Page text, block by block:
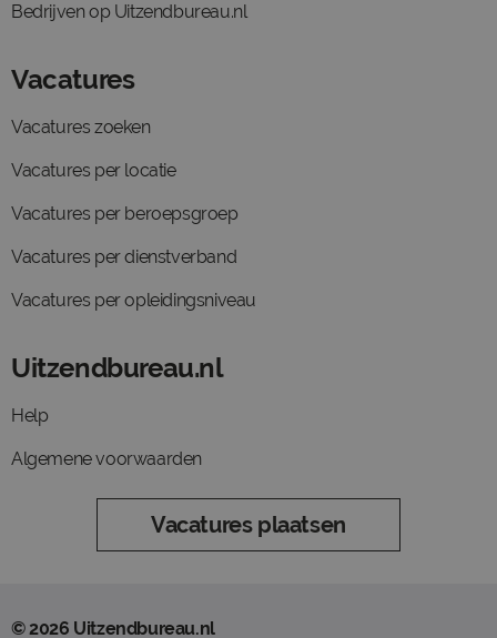
Bedrijven op Uitzendbureau.nl
Vacatures
Vacatures zoeken
Vacatures per locatie
Vacatures per beroepsgroep
Vacatures per dienstverband
Vacatures per opleidingsniveau
Uitzendbureau.nl
Help
Algemene voorwaarden
Vacatures plaatsen
© 2026 Uitzendbureau.nl